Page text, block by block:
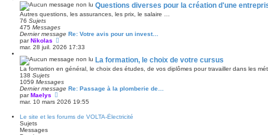
a
g
r
e
r
n
i
e
m
s
s
g
Questions diverses pour la création d'une
Autres questions, les assurances, les prix, le salaire …
76 Sujets
475 Messages
Dernier message Re: Votre avis pour un invest…
parNikolas
o
r
e
e
r
n
i
r
mar. 28 juil. 2026 17:33
La formation, le choix de votre cursus
La formation en général, le choix des études, de vos diplômes pour travailler dans les
138 Sujets
1059 Messages
Dernier message Re: Passage à la plomberie de…
par Maelys
o
r
mar. 10 mars 2026 19:55
Le site et les forums de VOLTA-Électricité
Sujets
Messages